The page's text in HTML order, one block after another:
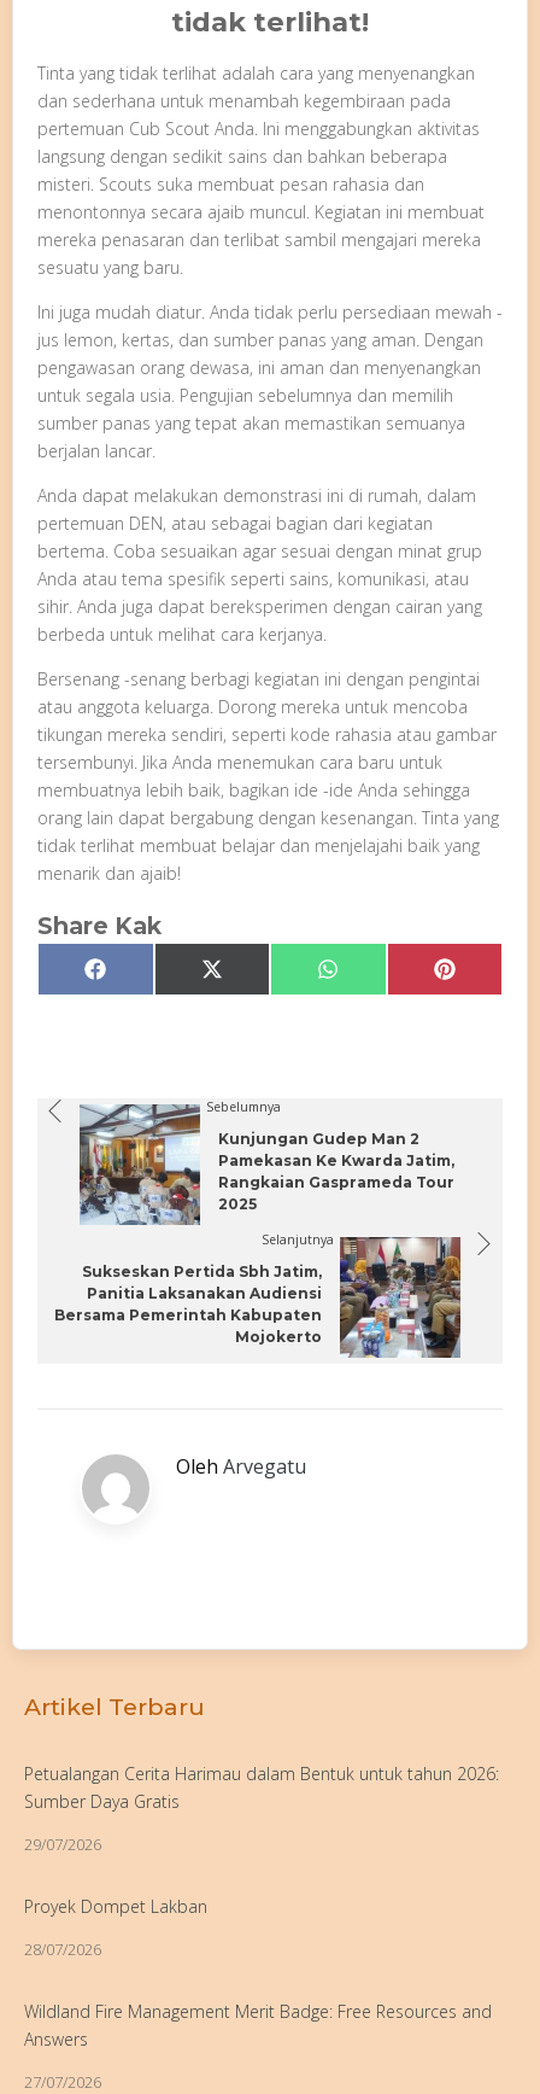
tidak terlihat!
Tinta yang tidak terlihat adalah cara yang menyenangkan
dan sederhana untuk menambah kegembiraan pada
pertemuan Cub Scout Anda. Ini menggabungkan aktivitas
langsung dengan sedikit sains dan bahkan beberapa
misteri. Scouts suka membuat pesan rahasia dan
menontonnya secara ajaib muncul. Kegiatan ini membuat
mereka penasaran dan terlibat sambil mengajari mereka
sesuatu yang baru.
Ini juga mudah diatur. Anda tidak perlu persediaan mewah -
jus lemon, kertas, dan sumber panas yang aman. Dengan
pengawasan orang dewasa, ini aman dan menyenangkan
untuk segala usia. Pengujian sebelumnya dan memilih
sumber panas yang tepat akan memastikan semuanya
berjalan lancar.
Anda dapat melakukan demonstrasi ini di rumah, dalam
pertemuan DEN, atau sebagai bagian dari kegiatan
bertema. Coba sesuaikan agar sesuai dengan minat grup
Anda atau tema spesifik seperti sains, komunikasi, atau
sihir. Anda juga dapat bereksperimen dengan cairan yang
berbeda untuk melihat cara kerjanya.
Bersenang -senang berbagi kegiatan ini dengan pengintai
atau anggota keluarga. Dorong mereka untuk mencoba
tikungan mereka sendiri, seperti kode rahasia atau gambar
tersembunyi. Jika Anda menemukan cara baru untuk
membuatnya lebih baik, bagikan ide -ide Anda sehingga
orang lain dapat bergabung dengan kesenangan. Tinta yang
tidak terlihat membuat belajar dan menjelajahi baik yang
menarik dan ajaib!
Share Kak
Share
on
Facebook Share
on
X
(Twitter)
Share
on
WhatsApp Share
on
Pinterest
Sebelumnya
Kunjungan Gudep Man 2
Pamekasan Ke Kwarda Jatim,
Rangkaian Gasprameda Tour
2025
Selanjutnya
Sukseskan Pertida Sbh Jatim,
Panitia Laksanakan Audiensi
Bersama Pemerintah Kabupaten
Mojokerto
Oleh Arvegatu
Artikel Terbaru
Petualangan Cerita Harimau dalam Bentuk untuk tahun 2026:
Sumber Daya Gratis
29/07/2026
Proyek Dompet Lakban
28/07/2026
Wildland Fire Management Merit Badge: Free Resources and
Answers
27/07/2026